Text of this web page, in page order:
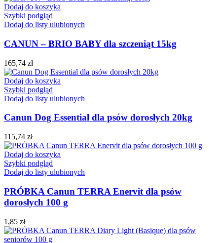
Dodaj do koszyka
Szybki podgląd
Dodaj do listy ulubionych
CANUN – BRIO BABY dla szczeniąt 15kg
165,74 zł
Dodaj do koszyka
Szybki podgląd
Dodaj do listy ulubionych
Canun Dog Essential dla psów dorosłych 20kg
115,74 zł
Dodaj do koszyka
Szybki podgląd
Dodaj do listy ulubionych
PRÓBKA Canun TERRA Enervit dla psów
dorosłych 100 g
1,85 zł